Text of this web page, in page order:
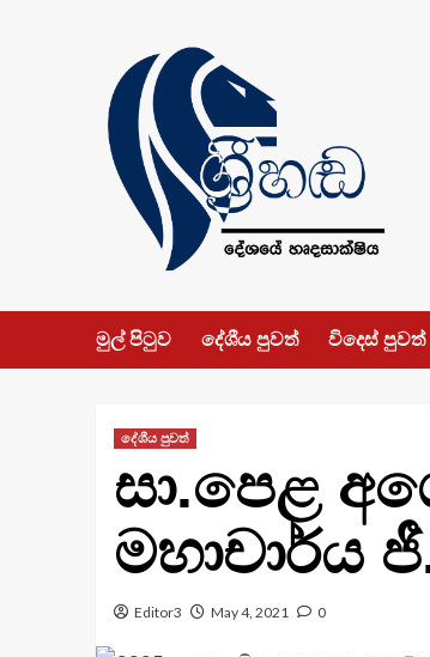
මුල් පිටුව දේශීය පුවත් විදෙස් පුවත්
දේශීය පුවත්
සා.පෙළ
මහාචාර්ය
Editor3 May 4, 2021 0